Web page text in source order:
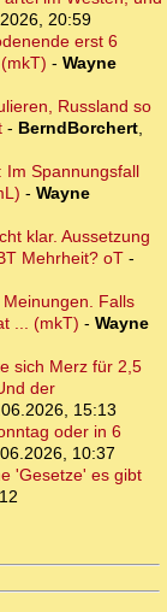
20:59
erst 6
- Wayne
Russland so
- BerndBorchert,
Im Spannungsfall
- Wayne
klar. Aussetzung
Mehrheit? oT -
Falls
... (mkT) - Wayne
sich Merz für 2,5
der
15:13
oder in 6
10:37
'Gesetze' es gibt